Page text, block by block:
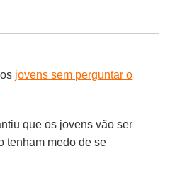
jovens sem perguntar o
que os jovens vão ser
tenham medo de se